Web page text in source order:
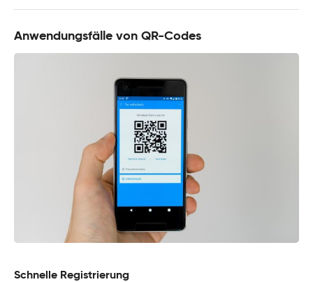
Anwendungsfälle von QR-Codes
Schnelle Registrierung